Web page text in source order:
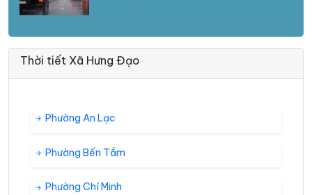
Thời tiết Xã Hưng Đạo
Phường An Lạc
Phường Bến Tắm
Phường Chí Minh